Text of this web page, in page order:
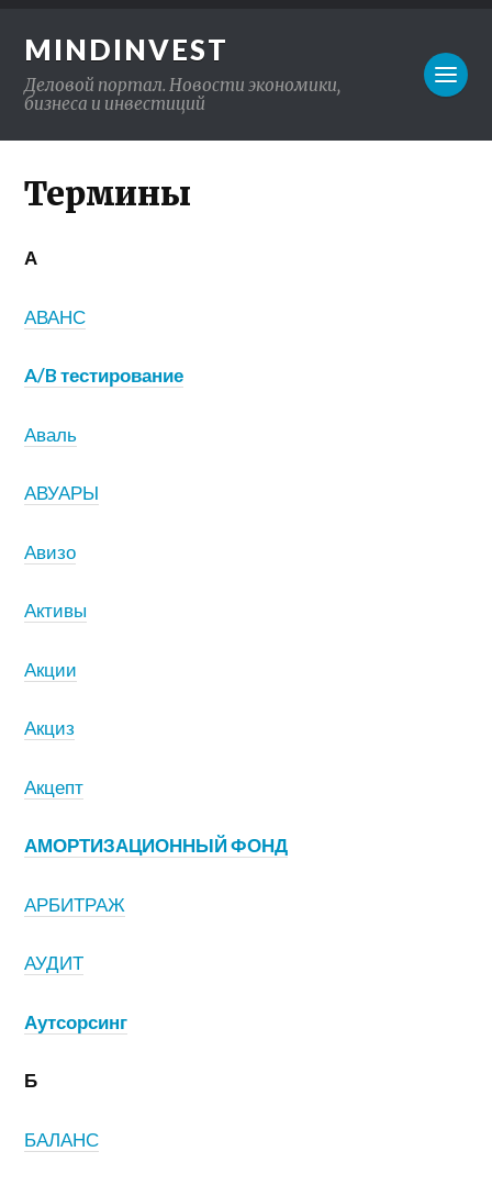
MINDINVEST
Деловой портал. Новости экономики,
бизнеса и инвестиций
Термины
А
АВАНС
A/B тестирование
Аваль
АВУАРЫ
Авизо
Активы
Акции
Акциз
Акцепт
АМОРТИЗАЦИОННЫЙ ФОНД
АРБИТРАЖ
АУДИТ
Аутсорсинг
Б
БАЛАНС